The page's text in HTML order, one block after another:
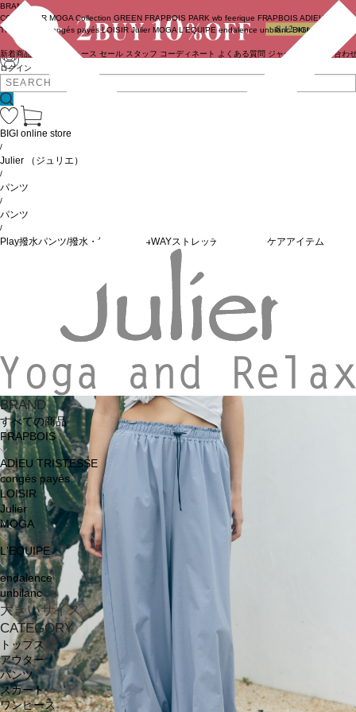
ログイン
BRAND
COUTURIER MOGA Collection GREEN FRAPBOIS PARK wb feerique FRAPBOIS ADIEU
TRISTESSE
congés payés LOISIR Julier MOGA L'EQUIPE endalence unbilanc BIGI online store
新着商品 ニュース セール スタッフ コーディネート よくある質問 ジャーナル お問い合わ
BRAND
すべての商品
FRAPBOIS
ADIEU TRISTESSE
congés payés
LOISIR
Julier
MOGA
L'EQUIPE
endalence
unbilanc
大きいサイズ
CATEGORY
トップス
アウター
パンツ
スカート
ワンピース
BIGI online store
/
Julier （ジュリエ）
/
パンツ
/
パンツ
/
Play撥水パンツ/撥水・接触冷感・4WAYストレッチ・イージーケアアイテム